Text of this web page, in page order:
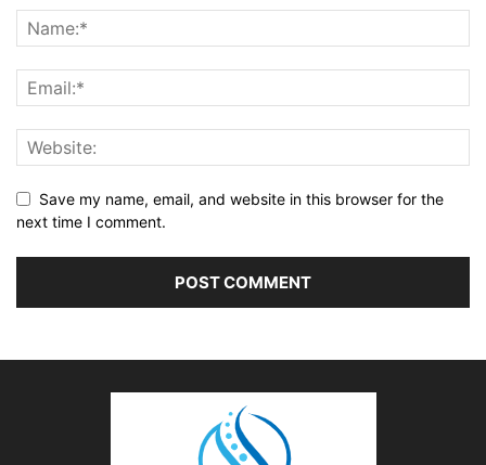
Save my name, email, and website in this browser for the
next time I comment.